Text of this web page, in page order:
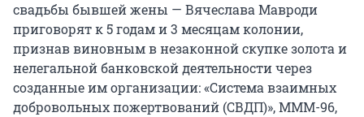
свадьбы бывшей жены — Вячеслава Мавроди
приговорят к 5 годам и 3 месяцам колонии,
признав виновным в незаконной скупке золота и
нелегальной банковской деятельности через
созданные им организации: «Система взаимных
добровольных пожертвований (СВДП)», МММ-96,